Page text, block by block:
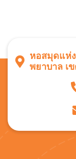
หอสมุดแห่
พยาบาล เ